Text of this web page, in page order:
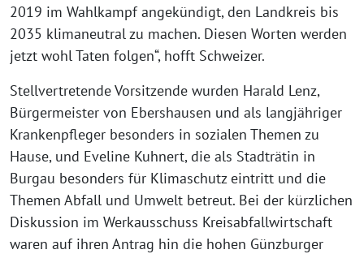
2019 im Wahlkampf angekündigt, den Landkreis bis
2035 klimaneutral zu machen. Diesen Worten werden
jetzt wohl Taten folgen“, hofft Schweizer.
Stellvertretende Vorsitzende wurden Harald Lenz,
Bürgermeister von Ebershausen und als langjähriger
Krankenpfleger besonders in sozialen Themen zu
Hause, und Eveline Kuhnert, die als Stadträtin in
Burgau besonders für Klimaschutz eintritt und die
Themen Abfall und Umwelt betreut. Bei der kürzlichen
Diskussion im Werkausschuss Kreisabfallwirtschaft
waren auf ihren Antrag hin die hohen Günzburger